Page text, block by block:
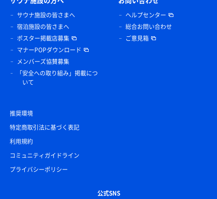
サウナ施設の皆さまへ
宿泊施設の皆さまへ
ポスター掲載店募集
マナーPOPダウンロード
メンバーズ協賛募集
「安全への取り組み」掲載につ
いて
ヘルプセンター
総合お問い合わせ
ご意見箱
推奨環境
特定商取引法に基づく表記
利用規約
コミュニティガイドライン
プライバシーポリシー
公式SNS